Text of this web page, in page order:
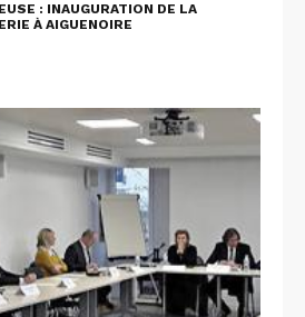
: INAUGURATION DE LA
À AIGUENOIRE